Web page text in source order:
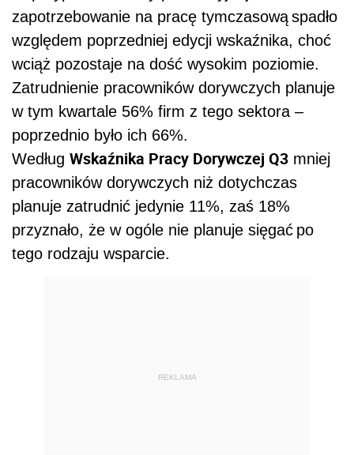
zapotrzebowanie na pracę tymczasową spadło
względem poprzedniej edycji wskaźnika, choć
wciąż pozostaje na dość wysokim poziomie.
Zatrudnienie pracowników dorywczych planuje
w tym kwartale 56% firm z tego sektora –
poprzednio było ich 66%.
Według Wskaźnika Pracy Dorywczej Q3 mniej
pracowników dorywczych niż dotychczas
planuje zatrudnić jedynie 11%, zaś 18%
przyznało, że w ogóle nie planuje sięgać po
tego rodzaju wsparcie.
REKLAMA